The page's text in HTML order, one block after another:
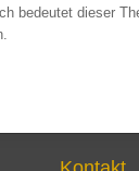
bedeutet dieser